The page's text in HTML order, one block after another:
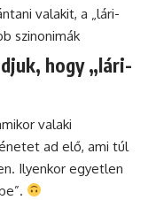
valakit, a „lári-
szinonimák
hogy „lári-
valaki
ad elő, ami túl
Ilyenkor egyetlen